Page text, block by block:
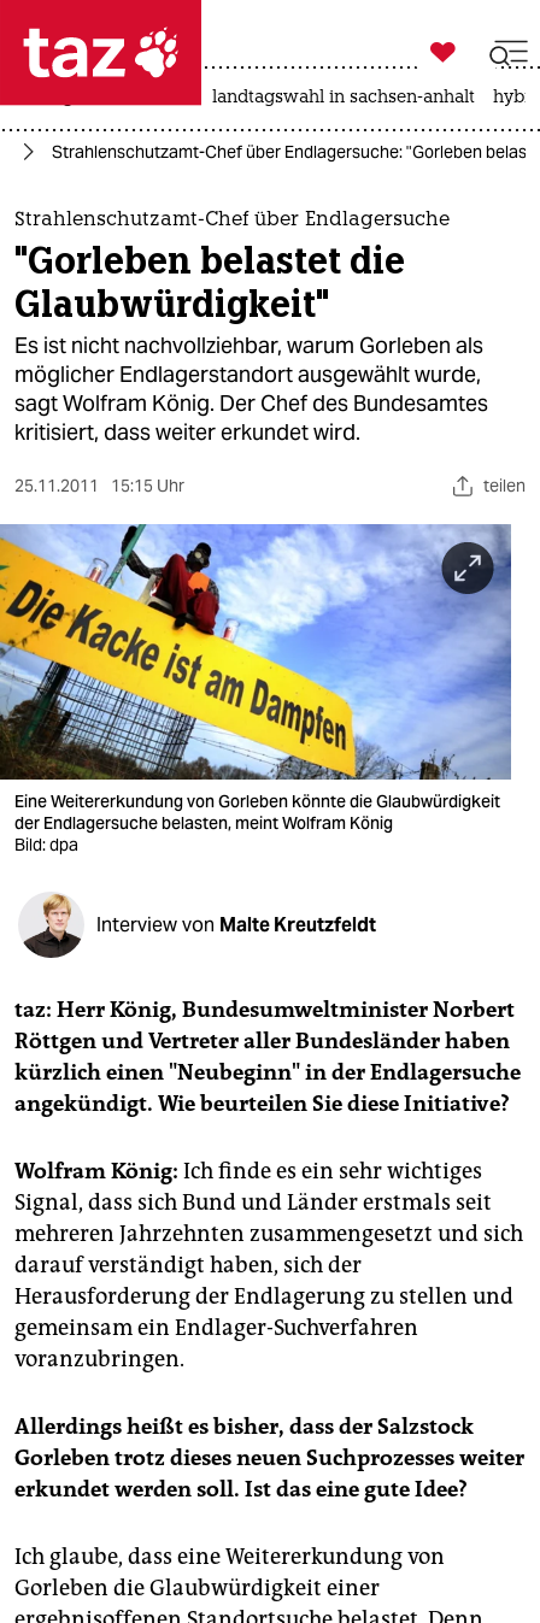
 taz zahl ich
taz zahl ich
themen
politik
öko
gesellschaft
kultur
sport
berlin
nord
wahrheit
verlag
verlag
veranstaltungen
shop
fragen & hilfe
unterstützen
genossenschaft
epaper login

taz zahl ich
landtagswahl in sachsen-anhalt
Strahlenschutzamt-Chef über Endlagersuche: "Gorleben
Strahlenschutzamt-Chef über Endlagersuche
"Gorleben belastet die
Glaubwürdigkeit"
Es ist nicht nachvollziehbar, warum Gorleben als
möglicher Endlagerstandort ausgewählt wurde,
sagt Wolfram König. Der Chef des Bundesamtes
kritisiert, dass weiter erkundet wird.
25.11.2011 15:15 Uhr teilen
Eine Weitererkundung von Gorleben könnte die Glaubwürdigkeit
der Endlagersuche belasten, meint Wolfram König
Bild: dpa
Interview von Malte Kreutzfeldt
taz: Herr König, Bundesumweltminister Norbert
Röttgen und Vertreter aller Bundesländer haben
kürzlich einen "Neubeginn" in der Endlagersuche
angekündigt. Wie beurteilen Sie diese Initiative?
Wolfram König: Ich finde es ein sehr wichtiges
Signal, dass sich Bund und Länder erstmals seit
mehreren Jahrzehnten zusammengesetzt und sich
darauf verständigt haben, sich der
Herausforderung der Endlagerung zu stellen und
gemeinsam ein Endlager-Suchverfahren
voranzubringen.
Allerdings heißt es bisher, dass der Salzstock
Gorleben trotz dieses neuen Suchprozesses weiter
erkundet werden soll. Ist das eine gute Idee?
Ich glaube, dass eine Weitererkundung von
Gorleben die Glaubwürdigkeit einer